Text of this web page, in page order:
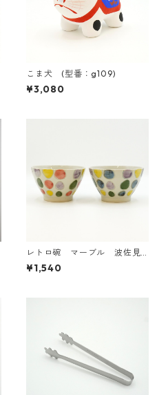
こま犬 (型番：g109)
¥3,080
レトロ碗 マーブル 波佐見
焼【日本製】
¥1,540